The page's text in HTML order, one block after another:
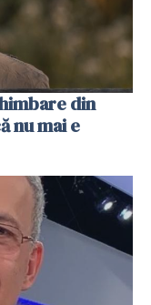
din
nu mai e